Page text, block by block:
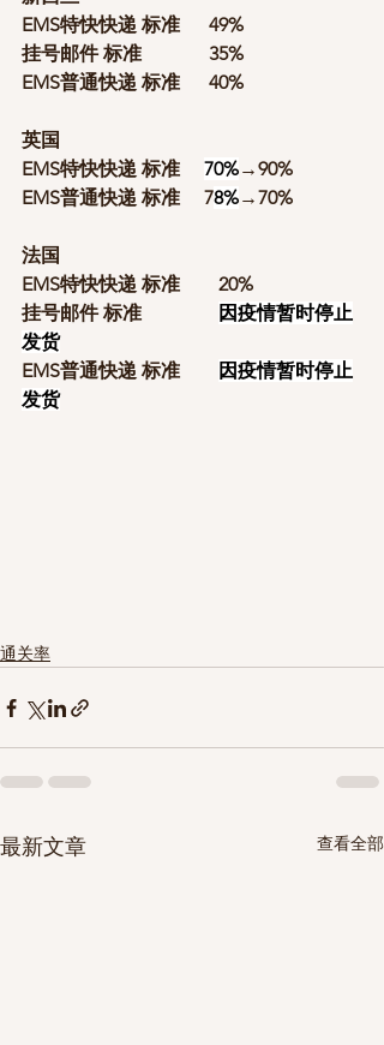
EMS特快快递 标准      49%
挂号邮件 标准              35%
EMS普通快递 标准      40%
英国
EMS特快快递 标准 70%→90%
EMS普通快递 标准     78%→70%
法国
EMS特快快递 标准        20%
挂号邮件 标准
因疫情暂时停止
发货
EMS普通快递 标准
因疫情暂时停止
发货
通关率
最新文章 查看全部